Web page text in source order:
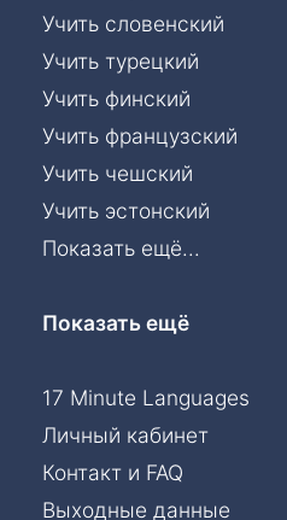
Учить словенский
Учить турецкий
Учить финский
Учить французский
Учить чешский
Учить эстонский
Показать ещё...
Показать ещё
17 Minute Languages
Личный кабинет
Контакт и FAQ
Выходные данные